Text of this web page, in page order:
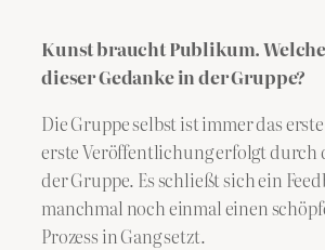
Kunst braucht Publikum.
dieser Gedanke in der Gruppe?
Die Gruppe selbst ist immer das
erste Veröffentlichung erfolgt durch
der Gruppe. Es schließt sich ein
manchmal noch einmal einen
Prozess in Gang setzt.